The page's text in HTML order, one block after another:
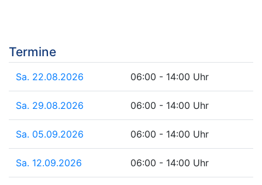
Termine
Sa. 22.08.2026 06:00 - 14:00 Uhr
Sa. 29.08.2026 06:00 - 14:00 Uhr
Sa. 05.09.2026 06:00 - 14:00 Uhr
Sa. 12.09.2026 06:00 - 14:00 Uhr